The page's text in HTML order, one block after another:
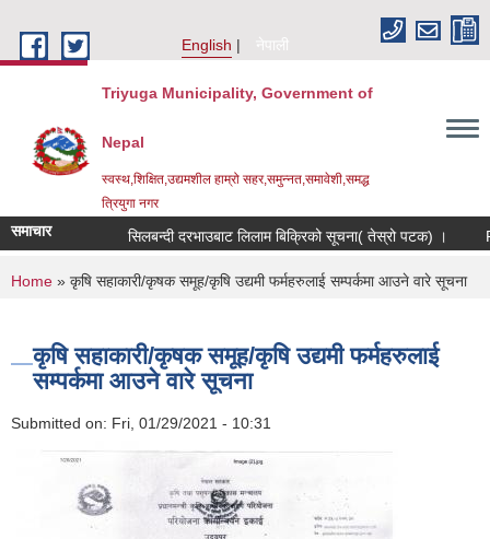
English
नेपाली
Triyuga Municipality, Government of
Nepal
स्वस्थ,शिक्षित,उद्यमशील हाम्रो सहर,समुन्नत,समावेशी,समद्ध
त्रियुगा नगर
समाचार सिलबन्दी दरभाउबाट लिलाम बिक्रिको सूचना( तेस्रो पटक) ।
You are here
Home » कृषि सहाकारी/कृषक समूह/कृषि उद्यमी फर्महरुलाई सम्पर्कमा आउने वारे सूचना
कृषि सहाकारी/कृषक समूह/कृषि उद्यमी फर्महरुलाई
सम्पर्कमा आउने वारे सूचना
Submitted on: Fri, 01/29/2021 - 10:31